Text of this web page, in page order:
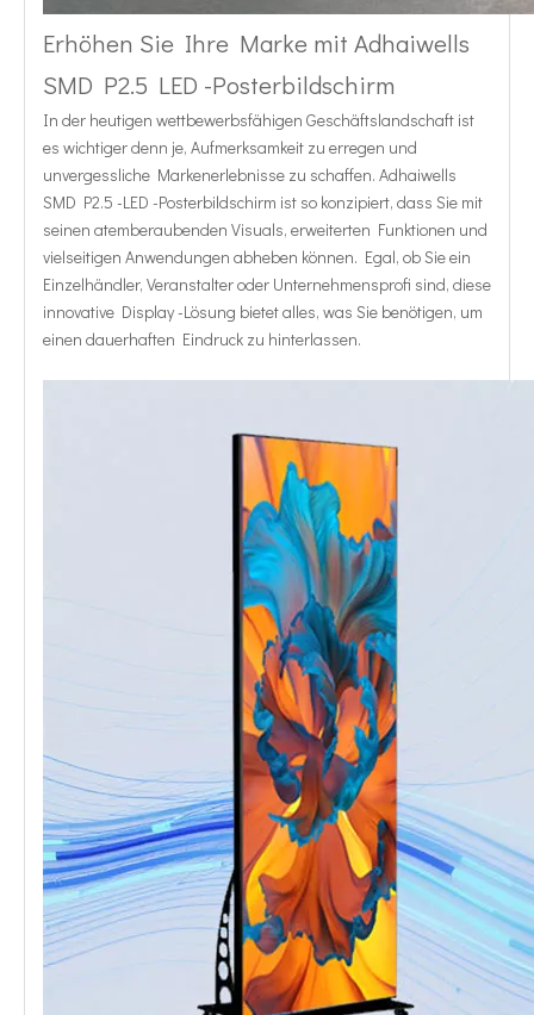
Erhöhen Sie Ihre Marke mit Adhaiwells
SMD P2.5 LED -Posterbildschirm
In der heutigen wettbewerbsfähigen Geschäftslandschaft ist
es wichtiger denn je, Aufmerksamkeit zu erregen und
unvergessliche Markenerlebnisse zu schaffen. Adhaiwells
SMD P2.5 -LED -Posterbildschirm ist so konzipiert, dass Sie mit
seinen atemberaubenden Visuals, erweiterten Funktionen und
vielseitigen Anwendungen abheben können. Egal, ob Sie ein
Einzelhändler, Veranstalter oder Unternehmensprofi sind, diese
innovative Display -Lösung bietet alles, was Sie benötigen, um
einen dauerhaften Eindruck zu hinterlassen.